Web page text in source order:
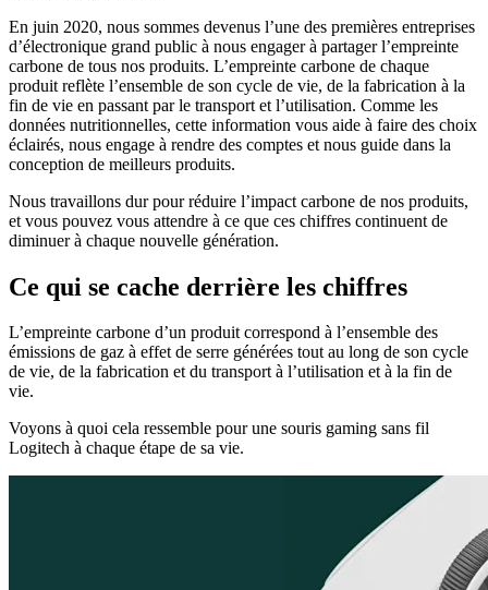
En juin 2020, nous sommes devenus l’une des premières entreprises
d’électronique grand public à nous engager à partager l’empreinte
carbone de tous nos produits. L’empreinte carbone de chaque
produit reflète l’ensemble de son cycle de vie, de la fabrication à la
fin de vie en passant par le transport et l’utilisation. Comme les
données nutritionnelles, cette information vous aide à faire des choix
éclairés, nous engage à rendre des comptes et nous guide dans la
conception de meilleurs produits.
Nous travaillons dur pour réduire l’impact carbone de nos produits,
et vous pouvez vous attendre à ce que ces chiffres continuent de
diminuer à chaque nouvelle génération.
Ce qui se cache derrière les chiffres
L’empreinte carbone d’un produit correspond à l’ensemble des
émissions de gaz à effet de serre générées tout au long de son cycle
de vie, de la fabrication et du transport à l’utilisation et à la fin de
vie.
Voyons à quoi cela ressemble pour une souris gaming sans fil
Logitech à chaque étape de sa vie.